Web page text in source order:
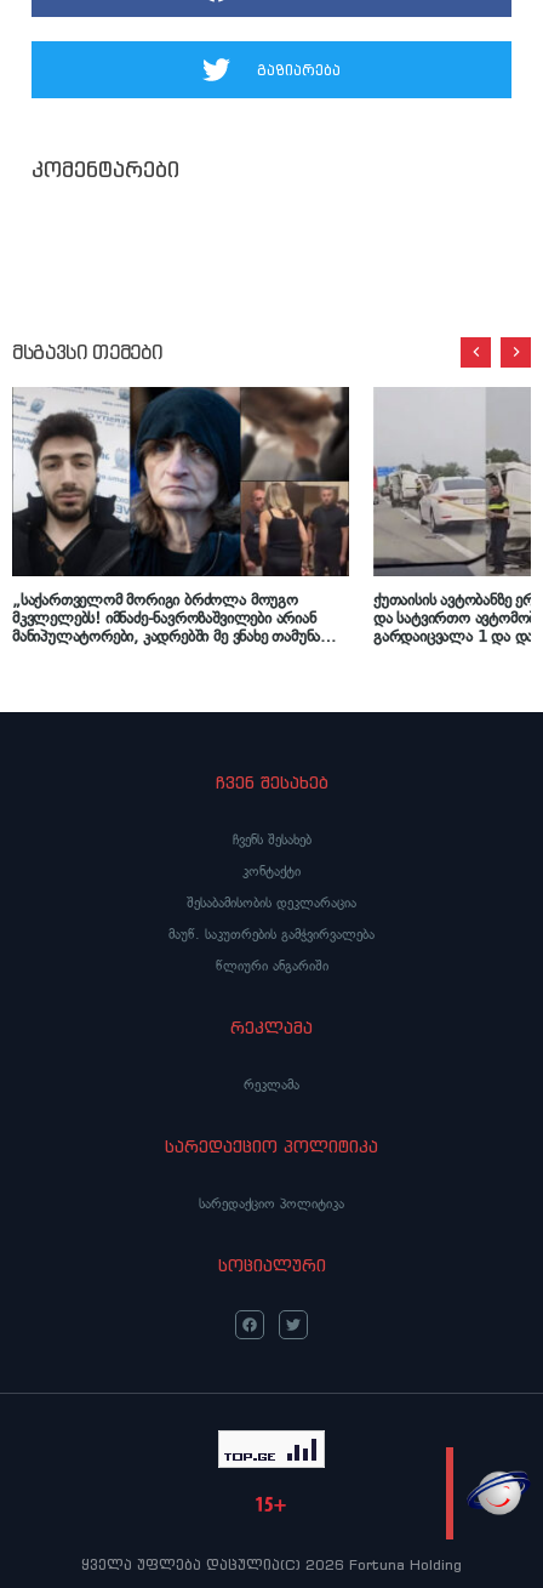
LIVE
გაზიარება
კომენტარები
მსგავსი თემები
„საქართველომ მორიგი ბრძოლა მოუგო
მკვლელებს! იმნაძე-ნავროზაშვილები არიან
მანიპულატორები, კადრებში მე ვნახე თამუნა
ქუთაისის ავტობანზე
და სატვირთო
გარდაიცვალა 1 და
ჩვენ შესახებ
ჩვენს შესახებ
კონტაქტი
შესაბამისობის დეკლარაცია
მაუწ. საკუთრების გამჭვირვალება
წლიური ანგარიში
რეკლამა
რეკლამა
სარედაქციო პოლიტიკა
სარედაქციო პოლიტიკა
სოციალური
ყველა უფლება დაცულია(C) 2026 Fortuna Holding